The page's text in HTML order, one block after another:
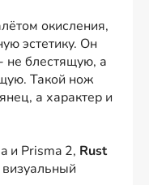
окисления,
эстетику. Он
не блестящую, а
Такой нож
а характер и
и Prisma 2, Rust